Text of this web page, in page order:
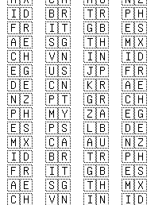
🇮🇩 🇧🇷 🇹🇷
🇵🇭
🇫🇷 🇮🇹 🇬🇧
🇪🇸
🇦🇪 🇸🇬 🇹🇭
🇲🇽
🇨🇭 🇻🇳 🇮🇳
🇮🇩
🇪🇬 🇺🇸 🇯🇵
🇫🇷
🇩🇪 🇨🇳 🇰🇷
🇦🇪
🇳🇿 🇵🇹 🇬🇷
🇨🇭
🇵🇭 🇲🇾 🇿🇦
🇪🇬
🇪🇸 🇵🇸 🇱🇧
🇩🇪
🇲🇽 🇨🇦 🇦🇺
🇳🇿
🇮🇩 🇧🇷 🇹🇷
🇵🇭
🇫🇷 🇮🇹 🇬🇧
🇪🇸
🇦🇪 🇸🇬 🇹🇭
🇲🇽
🇨🇭 🇻🇳 🇮🇳
🇮🇩